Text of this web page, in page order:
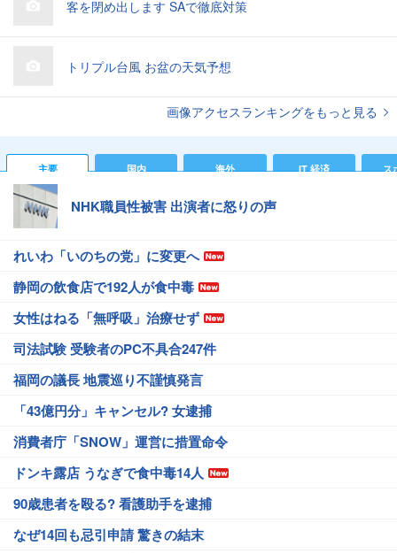
客を閉め出します SAで徹底対策
トリプル台風 お盆の天気予想
画像アクセスランキングをもっと見る
主要 国内 海外 IT 経済 ス
NHK職員性被害 出演者に怒りの声
れいわ「いのちの党」に変更へ
静岡の飲食店で192人が食中毒
女性はねる「無呼吸」治療せず
司法試験 受験者のPC不具合247件
福岡の議長 地震巡り不謹慎発言
「43億円分」キャンセル? 女逮捕
消費者庁「SNOW」運営に措置命令
ドンキ露店 うなぎで食中毒14人
90歳患者を殴る? 看護助手を逮捕
なぜ14回も忌引申請 驚きの結末